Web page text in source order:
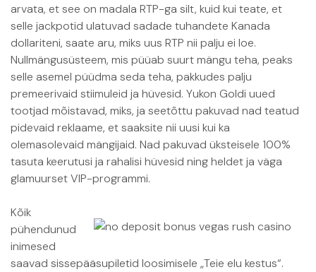
arvata, et see on madala RTP-ga silt, kuid kui teate, et
selle jackpotid ulatuvad sadade tuhandete Kanada
dollariteni, saate aru, miks uus RTP nii palju ei loe.
Nullmängusüsteem, mis püüab suurt mängu teha, peaks
selle asemel püüdma seda teha, pakkudes palju
premeerivaid stiimuleid ja hüvesid. Yukon Goldi uued
tootjad mõistavad, miks, ja seetõttu pakuvad nad teatud
pidevaid reklaame, et saaksite nii uusi kui ka
olemasolevaid mängijaid. Nad pakuvad üksteisele 100%
tasuta keerutusi ja rahalisi hüvesid ning heldet ja väga
glamuurset VIP-programmi.
Kõik
pühendunud
inimesed
saavad sissepääsupiletid loosimisele „Teie elu kestus“.